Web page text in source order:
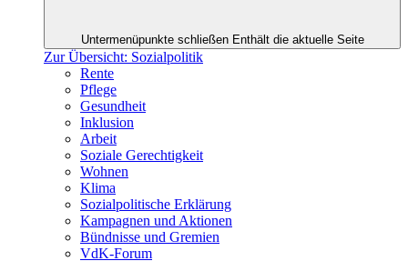
Untermenüpunkte schließen Enthält die aktuelle Seite
Zur Übersicht: Sozialpolitik
Rente
Pflege
Gesundheit
Inklusion
Arbeit
Soziale Gerechtigkeit
Wohnen
Klima
Sozialpolitische Erklärung
Kampagnen und Aktionen
Bündnisse und Gremien
VdK-Forum